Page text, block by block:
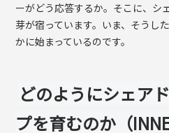
ーがどう応答するか。そこに、シ
芽が宿っています。いま、そうし
かに始まっているのです。
どのようにシェア
プを育むのか（